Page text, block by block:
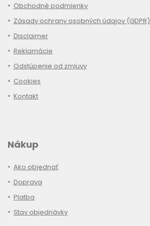
Obchodné podmienky
Zásady ochrany osobných údajov (GDPR)
Disclaimer
Reklamácie
Odstúpenie od zmluvy
Cookies
Kontakt
Nákup
Ako objednať
Doprava
Platba
Stav objednávky